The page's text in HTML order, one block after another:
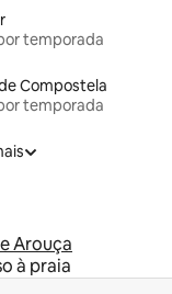
temporada
Compostela
temporada
Arouça
à praia